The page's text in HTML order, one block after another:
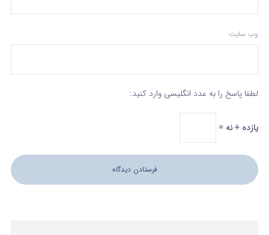
وب‌ سایت
لطفا پاسخ را به عدد انگلیسی وارد کنید:
یازده + نه =